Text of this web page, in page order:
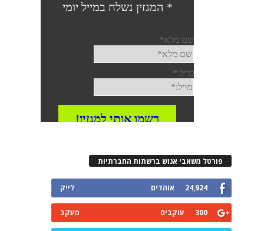
פורטל משאבי אנוש ברשתות החברתיות
24,924 אוהדים לייק
300 עוקבים מעקב